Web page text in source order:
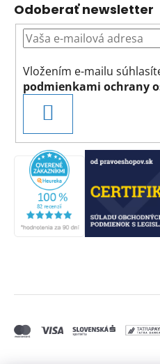
Odoberať newsletter
Vložením e-mailu
podmienkami ochrany
SA